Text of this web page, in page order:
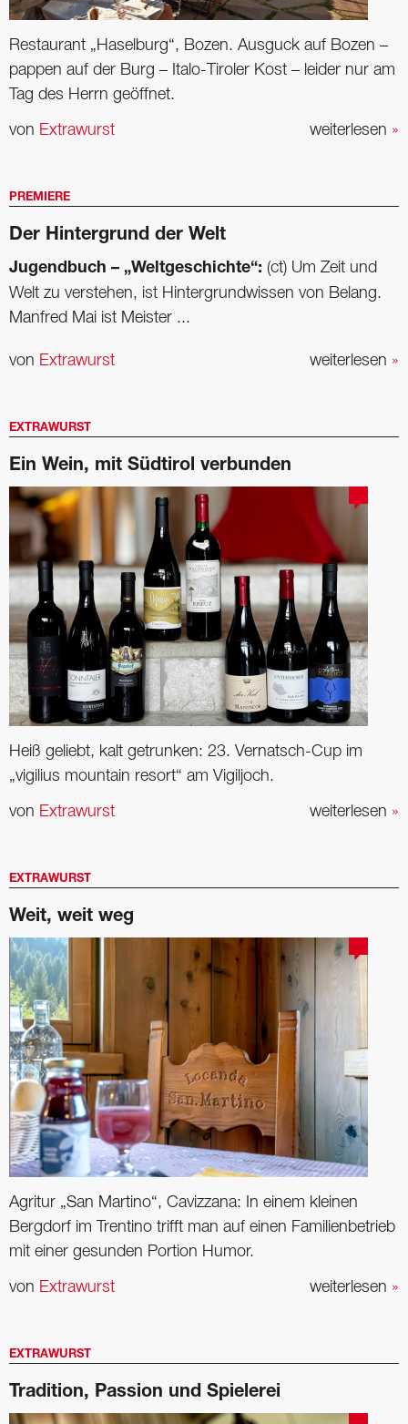
Restaurant „Haselburg“, Bozen. Ausguck auf Bozen –
pappen auf der Burg – Italo-Tiroler Kost – leider nur am
Tag des Herrn geöffnet.
weiterlesen »
von Extrawurst
PREMIERE
Der Hintergrund der Welt
Jugendbuch – „Weltgeschichte“: (ct) Um Zeit und
Welt zu verstehen, ist Hintergrundwissen von Belang.
Manfred Mai ist Meister ...
weiterlesen »
von Extrawurst
EXTRAWURST
Ein Wein, mit Südtirol verbunden
Heiß geliebt, kalt getrunken: 23. Vernatsch-Cup im
„vigilius mountain resort“ am Vigiljoch.
weiterlesen »
von Extrawurst
EXTRAWURST
Weit, weit weg
Agritur „San Martino“, Cavizzana: In einem kleinen
Bergdorf im Trentino trifft man auf einen Familienbetrieb
mit einer gesunden Portion Humor.
weiterlesen »
von Extrawurst
EXTRAWURST
Tradition, Passion und Spielerei